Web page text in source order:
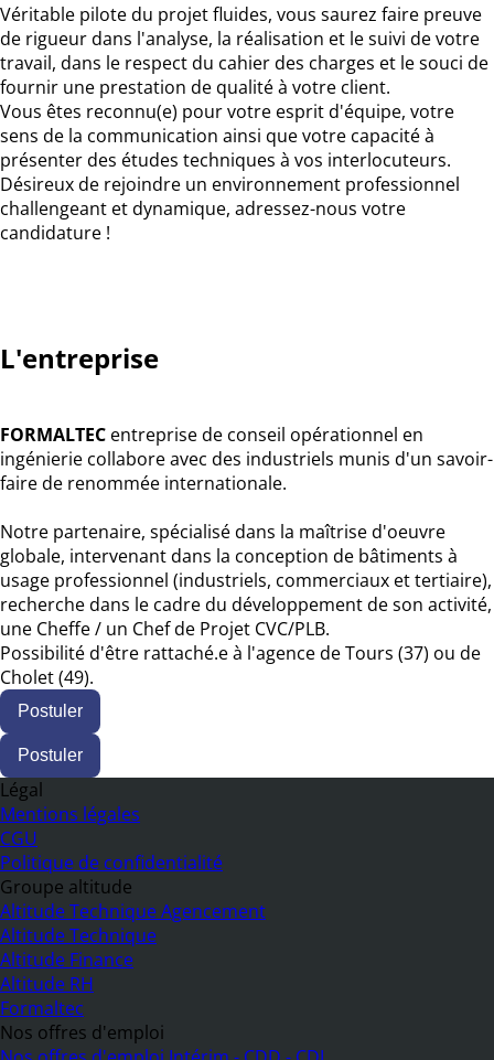
Véritable pilote du projet fluides, vous saurez faire preuve
de rigueur dans l'analyse, la réalisation et le suivi de votre
travail, dans le respect du cahier des charges et le souci de
fournir une prestation de qualité à votre client.
Vous êtes reconnu(e) pour votre esprit d'équipe, votre
sens de la communication ainsi que votre capacité à
présenter des études techniques à vos interlocuteurs.
Désireux de rejoindre un environnement professionnel
challengeant et dynamique, adressez-nous votre
candidature !
L'entreprise
FORMALTEC entreprise de conseil opérationnel en
ingénierie collabore avec des industriels munis d'un savoir-
faire de renommée internationale.
Notre partenaire, spécialisé dans la maîtrise d'oeuvre
globale, intervenant dans la conception de bâtiments à
usage professionnel (industriels, commerciaux et tertiaire),
recherche dans le cadre du développement de son activité,
une Cheffe / un Chef de Projet CVC/PLB.
Possibilité d'être rattaché.e à l'agence de Tours (37) ou de
Cholet (49).
Postuler
Postuler
Légal
Mentions légales
CGU
Politique de confidentialité
Groupe altitude
Altitude Technique Agencement
Altitude Technique
Altitude Finance
Altitude RH
Formaltec
Nos offres d'emploi